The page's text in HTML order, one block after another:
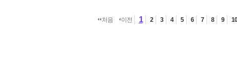
처음 이전 1 2 3 4 5 6 7 8 9 10